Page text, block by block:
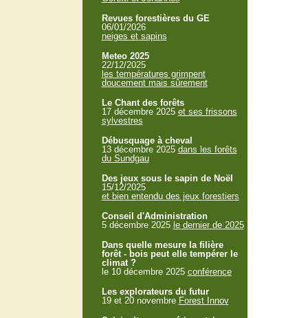
Revues forestières du GE
06/01/2026
neiges et sapins
Meteo 2025
22/12/2025
les températures grimpent
doucement mais sûrement
Le Chant des forêts
17 décembre 2025 et ses frissons
sylvestres
Débusquage à cheval
13 décembre 2025 dans les forêts
du Sundgau
Des jeux sous le sapin de Noël
15/12/2025
et bien entendu des jeux forestiers
Conseil d'Administration
5 décembre 2025 le dernier de 2025
Dans quelle mesure la filière
forêt - bois peut elle tempérer le
climat ?
le 10 décembre 2025 conférence
Les explorateurs du futur
19 et 20 novembre Forest Innov